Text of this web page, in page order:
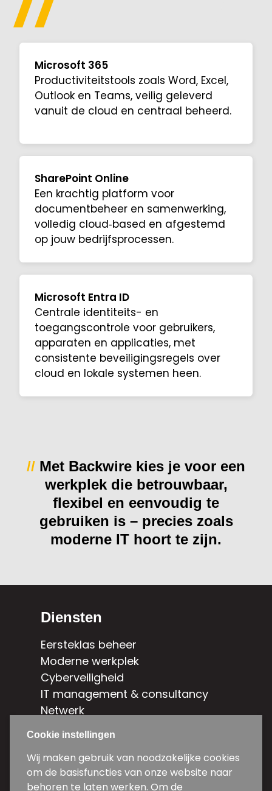
Microsoft 365
Productiviteitstools zoals Word, Excel,
Outlook en Teams, veilig geleverd
vanuit de cloud en centraal beheerd.
SharePoint Online
Een krachtig platform voor
documentbeheer en samenwerking,
volledig cloud‑based en afgestemd
op jouw bedrijfsprocessen.
Microsoft Entra ID
Centrale identiteits- en
toegangscontrole voor gebruikers,
apparaten en applicaties, met
consistente beveiligingsregels over
cloud en lokale systemen heen.
// Met Backwire kies je voor een
werkplek die betrouwbaar,
flexibel en eenvoudig te
gebruiken is – precies zoals
moderne IT hoort te zijn.
Diensten
Eersteklas beheer
Moderne werkplek
Cyberveiligheid
IT management & consultancy
Netwerk
Hybride cloud
Contact
Weg en Bos 5d-5e
Cookie instellingen
Wij maken gebruik van noodzakelijke cookies
om de basisfuncties van onze website naar
behoren te laten werken. Om de